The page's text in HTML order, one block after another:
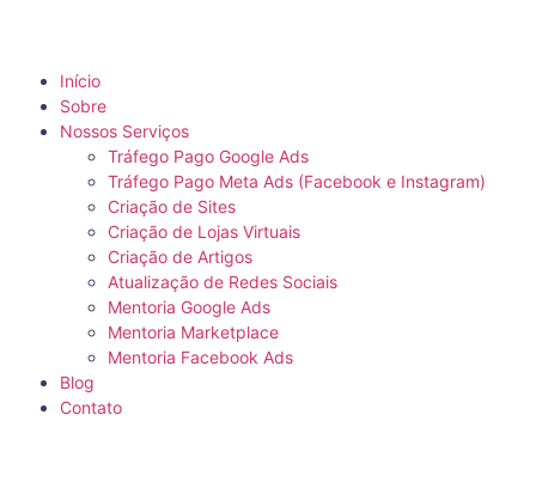
Início
Sobre
Nossos Serviços
Tráfego Pago Google Ads
Tráfego Pago Meta Ads (Facebook e Instagram)
Criação de Sites
Criação de Lojas Virtuais
Criação de Artigos
Atualização de Redes Sociais
Mentoria Google Ads
Mentoria Marketplace
Mentoria Facebook Ads
Blog
Contato